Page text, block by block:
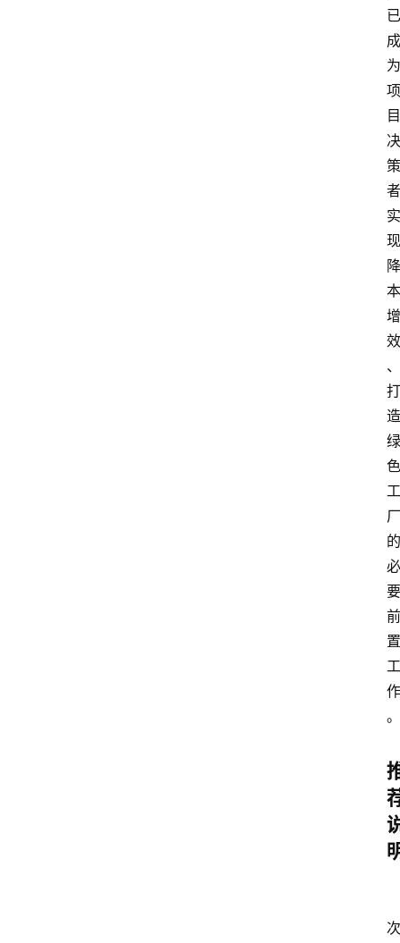
已
成
为
项
目
决
策
者
实
现
降
本
增
效
、
打
造
绿
色
工
厂
的
必
要
前
置
工
作
。
次